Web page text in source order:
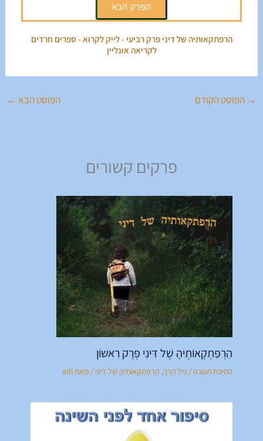
הפרק הבא
הרפתקאותיה של דיני פרק רביעי - לייק לקרוא - ספרים חרדים
לקריאה אונליין
→ הפוסט הקודם הפוסט הבא ←
פרקים קשורים
הַרְפַּתְקָאוֹתֶיהָ שֶׁל דִּינִי פֶּרֶק רִאשׁוֹן
כתיבת תגובה/ גִּיל הָרַךְ, הַרְפַּתְקָאוֹתֶיהָ שֶׁל דִּינִי / מאת adi